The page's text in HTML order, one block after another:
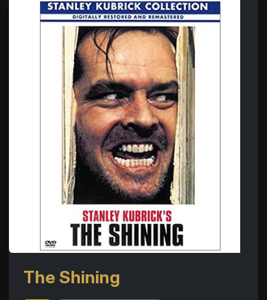
The Shining